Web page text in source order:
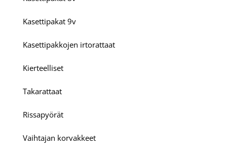
Kasettipakat 9v
Kasettipakkojen irtorattaat
Kierteelliset
Takarattaat
Rissapyörät
Vaihtajan korvakkeet